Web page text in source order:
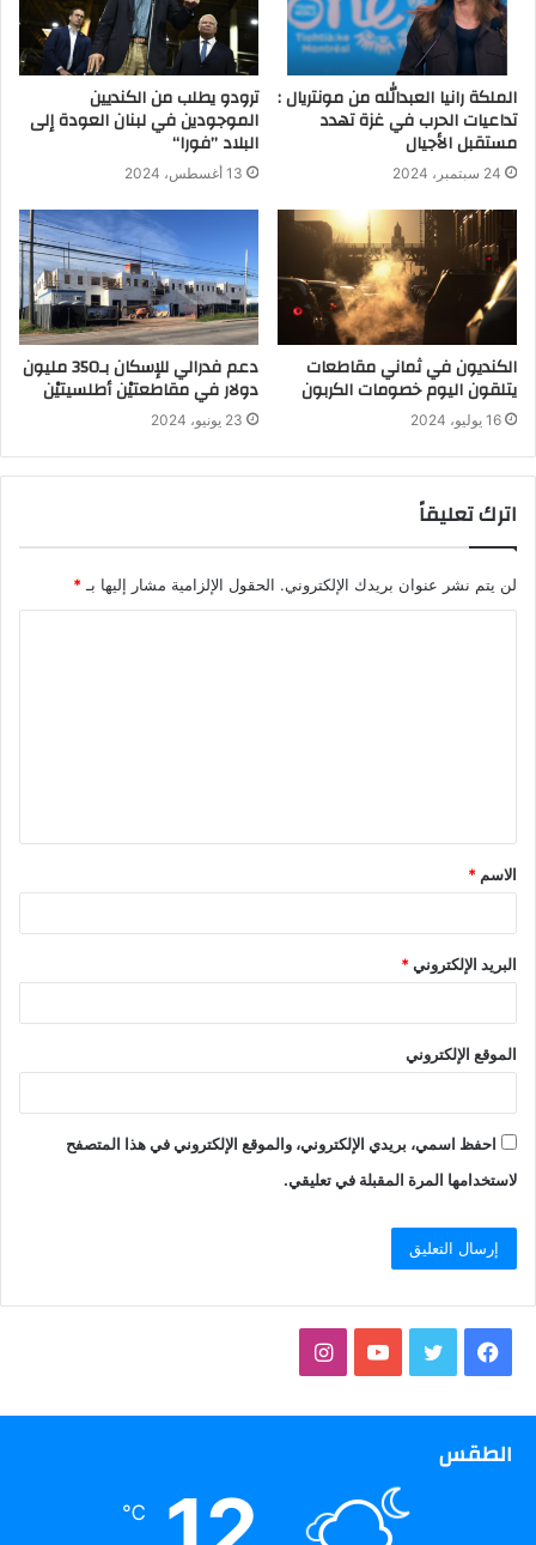
الملكة رانيا العبدالله من مونتريال :
تداعيات الحرب في غزة تهدد
مستقبل الأجيال
24 سبتمبر، 2024
ترودو يطلب من الكنديين
الموجودين في لبنان العودة إلى
البلاد ’’فورا‘‘
13 أغسطس، 2024
الكنديون في ثماني مقاطعات
يتلقون اليوم خصومات الكربون
16 يوليو، 2024
دعم فدرالي للإسكان بـ350 مليون
دولار في مقاطعتيْن أطلسيتيْن
23 يونيو، 2024
اترك تعليقاً
لن يتم نشر عنوان بريدك الإلكتروني. الحقول الإلزامية مشار إليها بـ*
الاسم *
البريد الإلكتروني*
الموقع الإلكتروني
احفظ اسمي، بريدي الإلكتروني، والموقع الإلكتروني في هذا المتصفح
لاستخدامها المرة المقبلة في تعليقي.
فيسبوك تويتر يوتيوبانستقرام
الطقس
℃